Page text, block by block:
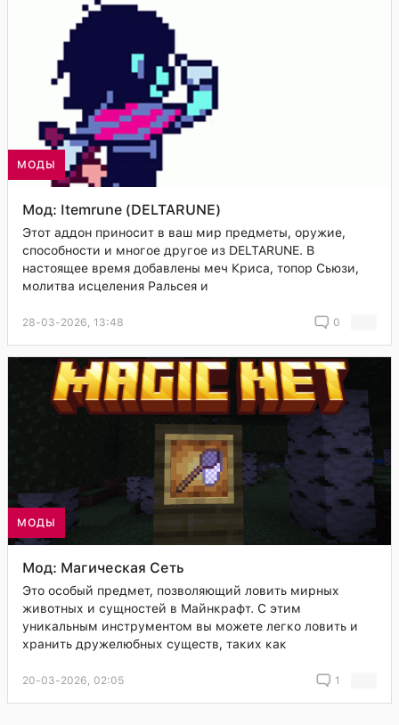
МОДЫ
Мод: Itemrune (DELTARUNE)
Этот аддон приносит в ваш мир предметы, оружие,
способности и многое другое из DELTARUNE. В
настоящее время добавлены меч Криса, топор Сьюзи,
молитва исцеления Ральсея и
28-03-2026, 13:48 0
МОДЫ
Мод: Магическая Сеть
Это особый предмет, позволяющий ловить мирных
животных и сущностей в Майнкрафт. С этим
уникальным инструментом вы можете легко ловить и
хранить дружелюбных существ, таких как
20-03-2026, 02:05 1